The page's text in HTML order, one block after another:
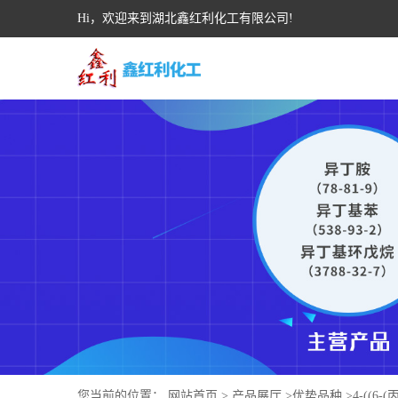
Hi，欢迎来到湖北鑫红利化工有限公司!